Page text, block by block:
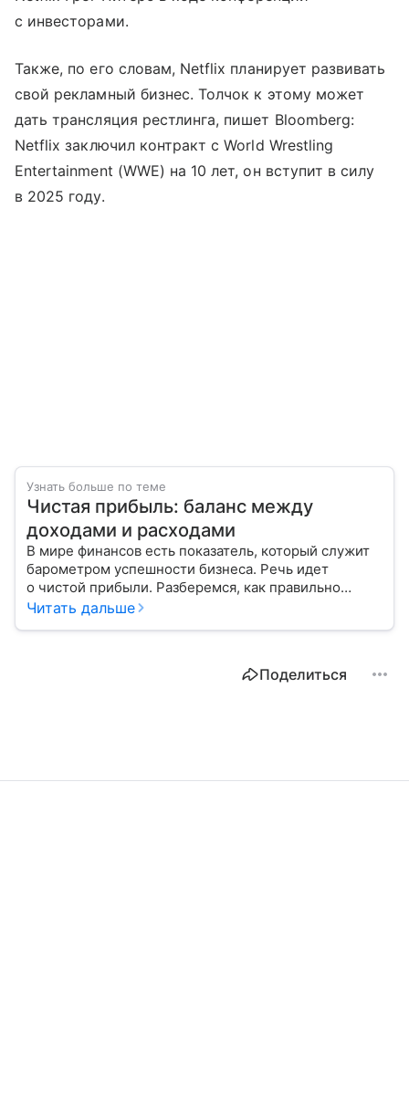
с инвесторами.
Также, по его словам, Netflix планирует развивать
свой рекламный бизнес. Толчок к этому может
дать трансляция рестлинга, пишет Bloomberg:
Netflix заключил контракт с World Wrestling
Entertainment (WWE) на 10 лет, он вступит в силу
в 2025 году.
Узнать больше по теме
Чистая прибыль: баланс между
доходами и расходами
В мире финансов есть показатель, который служит
барометром успешности бизнеса. Речь идет
о чистой прибыли. Разберемся, как правильно
ее рассчитать и распределить.
Читать дальше
Поделиться